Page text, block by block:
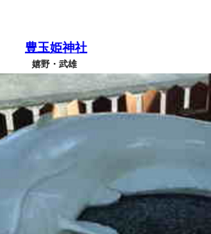
豊玉姫神社
嬉野・武雄